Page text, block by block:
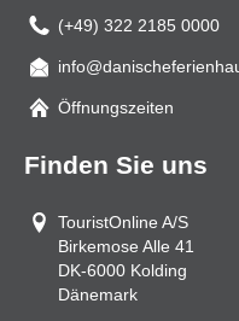
(+49) 322 2185 0000
Mail
Öffnungszeiten
Finden Sie uns
TouristOnline A/S
Birkemose Alle 41
DK-6000 Kolding
Dänemark